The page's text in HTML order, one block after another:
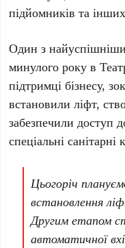
підйомників та
Один з
минулого року в
підтримці бізнесу,
встановили ліфт,
забезпечили доступ
спеціальні санітарні
Цьогоріч
встановлення
Другим етапом
автоматичної